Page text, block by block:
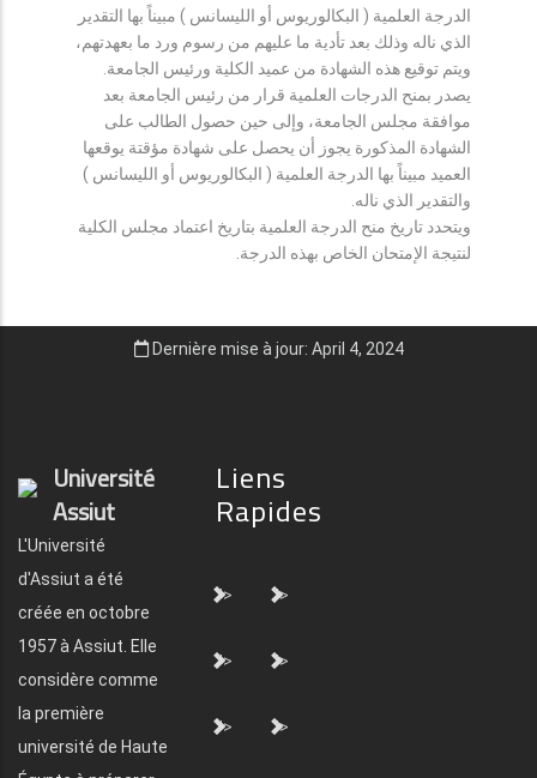
الدرجة العلمية ( البكالوريوس أو الليسانس ) مبيناً بها التقدير
الذي ناله وذلك بعد تأدية ما عليهم من رسوم ورد ما بعهدتهم،
ويتم توقيع هذه الشهادة من عميد الكلية ورئيس الجامعة.
يصدر بمنح الدرجات العلمية قرار من رئيس الجامعة بعد
موافقة مجلس الجامعة، وإلى حين حصول الطالب على
الشهادة المذكورة يجوز أن يحصل على شهادة مؤقتة يوقعها
العميد مبيناً بها الدرجة العلمية ( البكالوريوس أو الليسانس )
والتقدير الذي ناله.
ويتحدد تاريخ منح الدرجة العلمية بتاريخ اعتماد مجلس الكلية
لنتيجة الإمتحان الخاص بهذه الدرجة.
Dernière mise à jour: April 4, 2024
Université
Assiut
L'Université
d'Assiut a été
créée en octobre
1957 à Assiut. Elle
considère comme
la première
université de Haute
Liens
Rapides
"> ">
"> ">
"> ">